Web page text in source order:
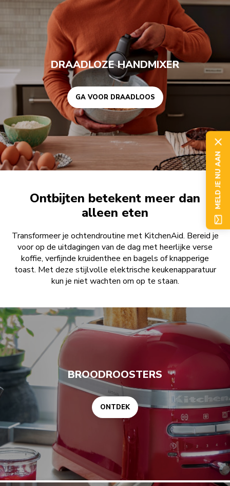
DRAADLOZE HANDMIXER
GA VOOR DRAADLOOS
Ontbijten betekent meer dan
alleen eten
Transformeer je ochtendroutine met KitchenAid. Bereid je
voor op de uitdagingen van de dag met heerlijke verse
koffie, verfijnde kruidenthee en bagels of knapperige
toast. Met deze stijlvolle elektrische keukenapparatuur
kun je niet wachten om op te staan.
BROODROOSTERS
ONTDEK
ONTDEK
MELD JE NU AAN